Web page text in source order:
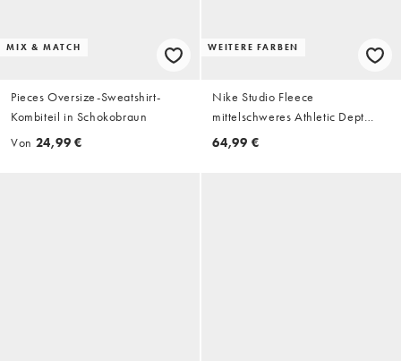
MIX & MATCH
Pieces Oversize-Sweatshirt-
Kombiteil in Schokobraun
Von 24,99 €
WEITERE FARBEN
Nike Studio Fleece
mittelschweres Athletic Dept
Sweatshirt in Rot
64,99 €